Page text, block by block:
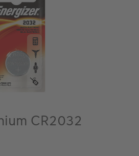
E-post:
kundeservice@japanphoto.no
CR2032